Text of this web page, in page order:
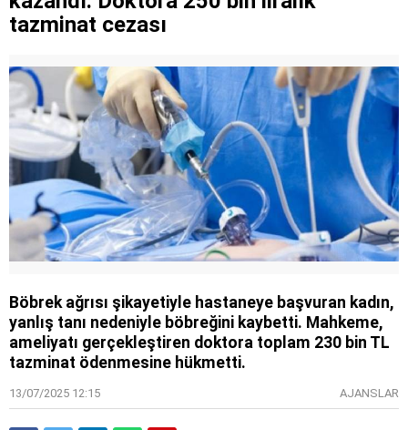
tazminat cezası
Böbrek ağrısı şikayetiyle hastaneye başvuran kadın,
yanlış tanı nedeniyle böbreğini kaybetti. Mahkeme,
ameliyatı gerçekleştiren doktora toplam 230 bin TL
tazminat ödenmesine hükmetti.
13/07/2025 12:15 AJANSLAR